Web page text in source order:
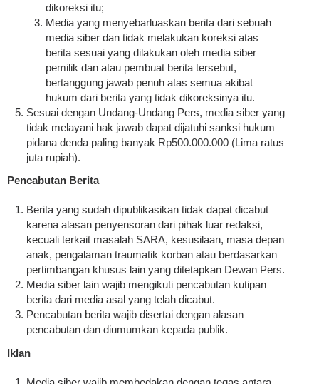
dikoreksi itu;
Media yang menyebarluaskan berita dari sebuah
media siber dan tidak melakukan koreksi atas
berita sesuai yang dilakukan oleh media siber
pemilik dan atau pembuat berita tersebut,
bertanggung jawab penuh atas semua akibat
hukum dari berita yang tidak dikoreksinya itu.
Sesuai dengan Undang-Undang Pers, media siber yang
tidak melayani hak jawab dapat dijatuhi sanksi hukum
pidana denda paling banyak Rp500.000.000 (Lima ratus
juta rupiah).
Pencabutan Berita
Berita yang sudah dipublikasikan tidak dapat dicabut
karena alasan penyensoran dari pihak luar redaksi,
kecuali terkait masalah SARA, kesusilaan, masa depan
anak, pengalaman traumatik korban atau berdasarkan
pertimbangan khusus lain yang ditetapkan Dewan Pers.
Media siber lain wajib mengikuti pencabutan kutipan
berita dari media asal yang telah dicabut.
Pencabutan berita wajib disertai dengan alasan
pencabutan dan diumumkan kepada publik.
Iklan